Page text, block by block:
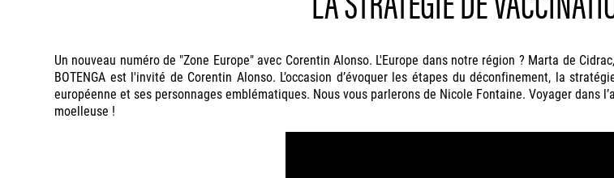
Un nouveau numéro de "Zone Europe" avec Corentin Alonso. L'Europe dans notre région ? Marta de
BOTENGA est l'invité de Corentin Alonso. L’occasion d’évoquer les étapes du déconfinement, la
européenne et ses personnages emblématiques. Nous vous parlerons de Nicole Fontaine. Voyager dans
moelleuse !